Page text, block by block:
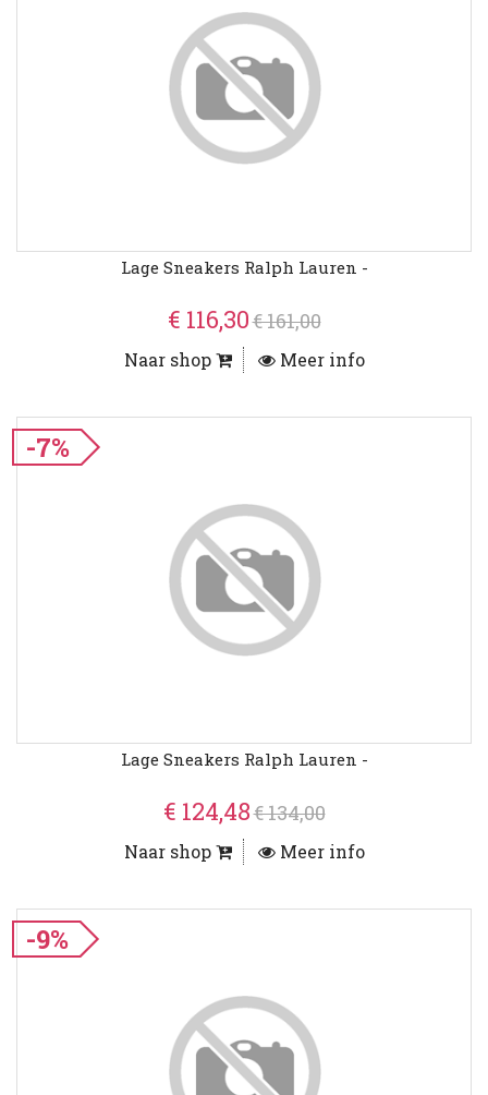
Lage Sneakers Ralph Lauren -
€ 116,30€ 161,00
Naar shop Meer info
-7%
Lage Sneakers Ralph Lauren -
€ 124,48€ 134,00
Naar shop Meer info
-9%